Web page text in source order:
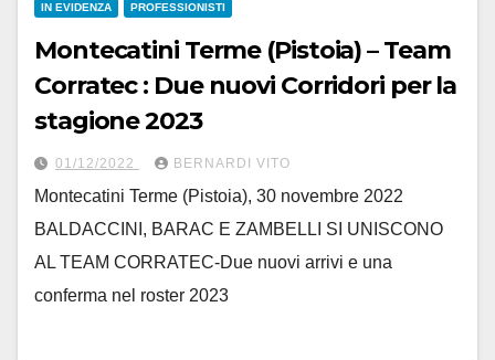
IN EVIDENZA PROFESSIONISTI
Montecatini Terme (Pistoia) – Team
Corratec : Due nuovi Corridori per la
stagione 2023
01/12/2022 BERNARDI VITO
Montecatini Terme (Pistoia), 30 novembre 2022
BALDACCINI, BARAC E ZAMBELLI SI UNISCONO
AL TEAM CORRATEC-Due nuovi arrivi e una
conferma nel roster 2023